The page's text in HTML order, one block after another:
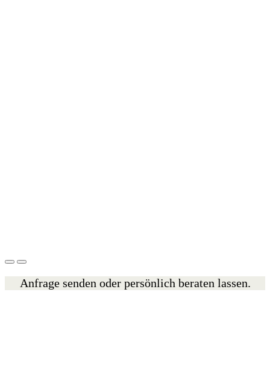
Anfrage senden oder persönlich beraten lassen.